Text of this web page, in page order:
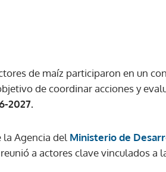
de maíz participaron en un
de coordinar acciones y
2027.
Agencia del Ministerio de
a actores clave vinculados a